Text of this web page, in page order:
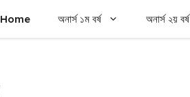
Home অনার্স ১ম বর্ষ অনার্স ২য় বর্ষ